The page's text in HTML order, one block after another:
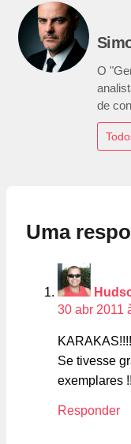
O
de
Uma
30 abr 2011
KARAKAS!!!!
Se tivesse
exemplares
Responder